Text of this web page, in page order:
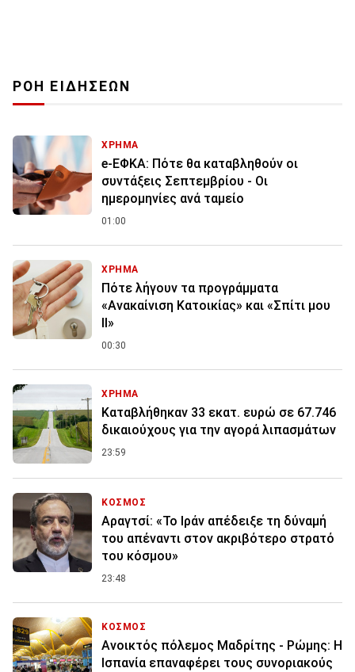
ΡΟΗ ΕΙΔΗΣΕΩΝ
ΧΡΗΜΑ
e-ΕΦΚΑ: Πότε θα καταβληθούν οι
συντάξεις Σεπτεμβρίου - Οι
ημερομηνίες ανά ταμείο
01:00
ΧΡΗΜΑ
Πότε λήγουν τα προγράμματα
«Ανακαίνιση Κατοικίας» και «Σπίτι μου
ΙΙ»
00:30
ΧΡΗΜΑ
Καταβλήθηκαν 33 εκατ. ευρώ σε 67.746
δικαιούχους για την αγορά λιπασμάτων
23:59
ΚΟΣΜΟΣ
Αραγτσί: «Το Ιράν απέδειξε τη δύναμή
του απέναντι στον ακριβότερο στρατό
του κόσμου»
23:48
ΚΟΣΜΟΣ
Ανοικτός πόλεμος Μαδρίτης - Ρώμης: Η
Ισπανία επαναφέρει τους συνοριακούς